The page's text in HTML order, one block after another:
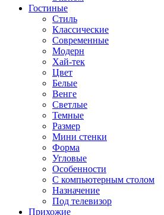
Гостиные
Стиль
Классические
Современные
Модерн
Хай-тек
Цвет
Белые
Венге
Светлые
Темные
Размер
Мини стенки
Форма
Угловые
Особенности
С компьютерным столом
Назначение
Под телевизор
Прихожие